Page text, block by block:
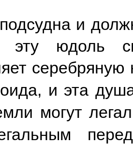
и
эту юдоль
серебряную
и эта
могут